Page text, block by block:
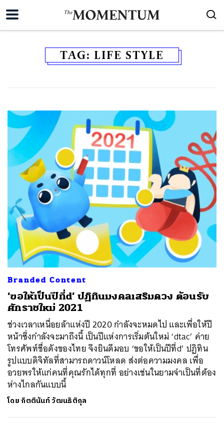
TAG: LIFE STYLE
Branded Content
‘ขอให้เป็นปีที่d’ ปฏิทินมงคลเสริมดวง ต้อนรับ
ศักราชใหม่ 2021
ช่วงเวลาเหนื่อยล้าแห่งปี 2020 กำลังจะหมดไป และเพื่อให้ปี
หน้าซึ่งกำลังจะมาถึงนี้ เป็นปีแห่งการเริ่มต้นใหม่ ‘dtac’ ค่าย
โทรศัพท์ชื่อดังของไทย จึงยินดีมอบ ‘ขอให้เป็นปีที่d’ ปฏิทิน
รูปแบบดิจิทัลที่สามารถดาวน์โหลด ส่งต่อความมงคล เพื่อ
อวยพรให้แก่คนที่คุณรักได้ทุกที่ อย่างเช่นในยามจำเป็นที่ต้อง
ห่างไกลกันแบบนี้
โดย กิตตินันท์ วัฒนธิติกุล
ค้นหา
SHARE TWEET